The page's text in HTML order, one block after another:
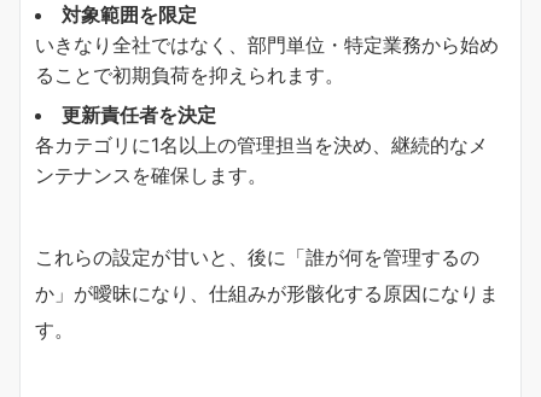
対象範囲を限定
いきなり全社ではなく、部門単位・特定業務から始め
ることで初期負荷を抑えられます。
更新責任者を決定
各カテゴリに1名以上の管理担当を決め、継続的なメ
ンテナンスを確保します。
これらの設定が甘いと、後に「誰が何を管理するの
か」が曖昧になり、仕組みが形骸化する原因になりま
す。